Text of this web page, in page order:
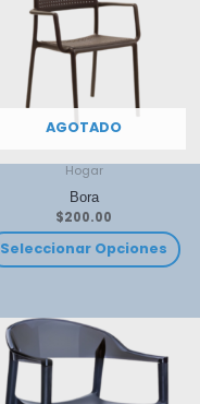
AGOTADO
Hogar
Bora
$200.00
Seleccionar Opciones